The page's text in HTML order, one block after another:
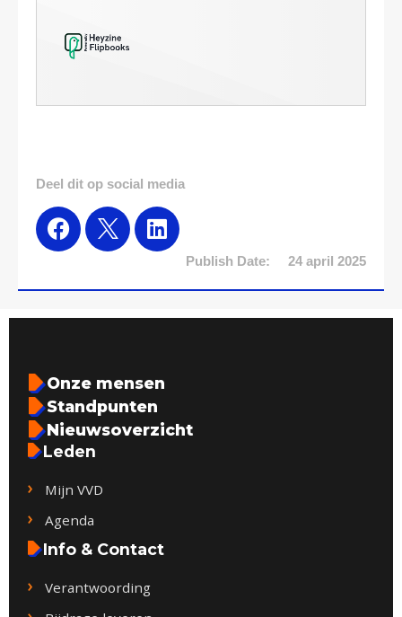
Deel dit op social media
Publish Date: 24 april 2025
Onze mensen
Standpunten
Nieuwsoverzicht
Leden
Mijn VVD
Agenda
Info & Contact
Verantwoording